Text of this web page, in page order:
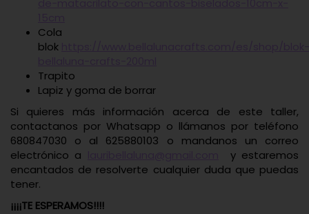
Cola
blok
Trapito
Lapiz y goma de borrar
Si quieres más información acerca de este taller,
contactanos por Whatsapp o llámanos por teléfono
680847030 o al 625880103 o mandanos un correo
electrónico a
y estaremos
encantados de resolverte cualquier duda que puedas
tener.
¡¡¡¡TE ESPERAMOS!!!!